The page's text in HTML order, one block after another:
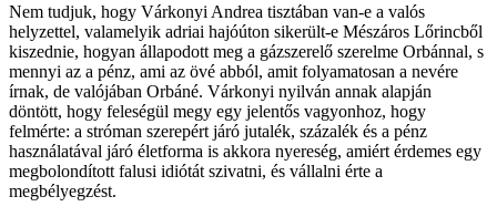
Nem tudjuk, hogy Várkonyi Andrea tisztában van-e a valós
helyzettel, valamelyik adriai hajóúton sikerült-e Mészáros Lőrincből
kiszednie, hogyan állapodott meg a gázszerelő szerelme Orbánnal, s
mennyi az a pénz, ami az övé abból, amit folyamatosan a nevére
írnak, de valójában Orbáné. Várkonyi nyilván annak alapján
döntött, hogy feleségül megy egy jelentős vagyonhoz, hogy
felmérte: a stróman szerepért járó jutalék, százalék és a pénz
használatával járó életforma is akkora nyereség, amiért érdemes egy
megbolondított falusi idiótát szivatni, és vállalni érte a
megbélyegzést.